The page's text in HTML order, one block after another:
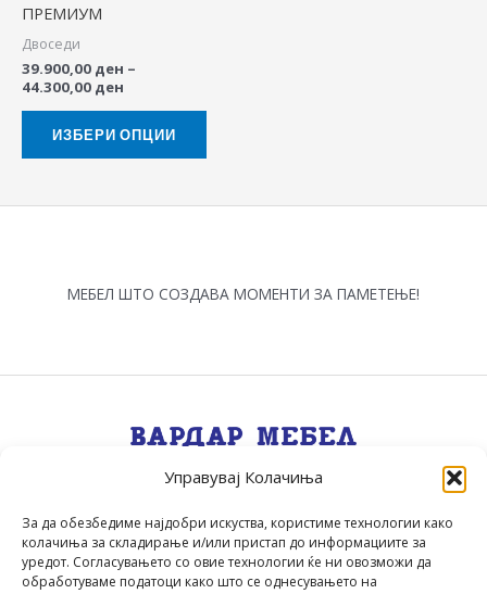
Управувај Колачиња
За да обезбедиме најдобри искуства, користиме технологии како
колачиња за складирање и/или пристап до информациите за
уредот. Согласувањето со овие технологии ќе ни овозможи да
обработуваме податоци како што се однесувањето на
ПРЕМИУМ
Двоседи
39.900,00 ден –
44.300,00 ден
ИЗБЕРИ ОПЦИИ
product
МЕБЕЛ ШТО СОЗДАВА МОМЕНТИ ЗА ПАМЕТЕЊЕ!
Квалитет, Стил, Селекција, Сервис.